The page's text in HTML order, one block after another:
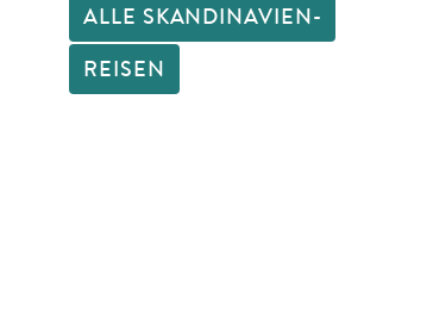
ALLE SKANDINAVIEN-
REISEN